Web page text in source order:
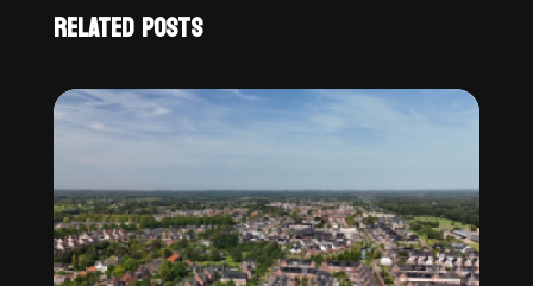
RELATED POSTS